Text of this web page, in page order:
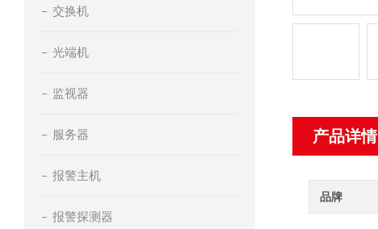
交换机
光端机
监视器
服务器
报警主机
报警探测器
产品详情
品牌